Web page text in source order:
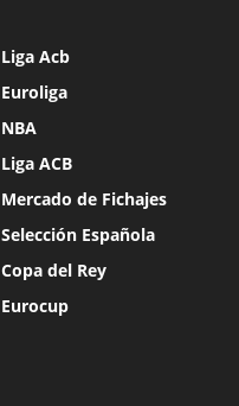
Liga Acb
Euroliga
NBA
Liga ACB
Mercado de Fichajes
Selección Española
Copa del Rey
Eurocup